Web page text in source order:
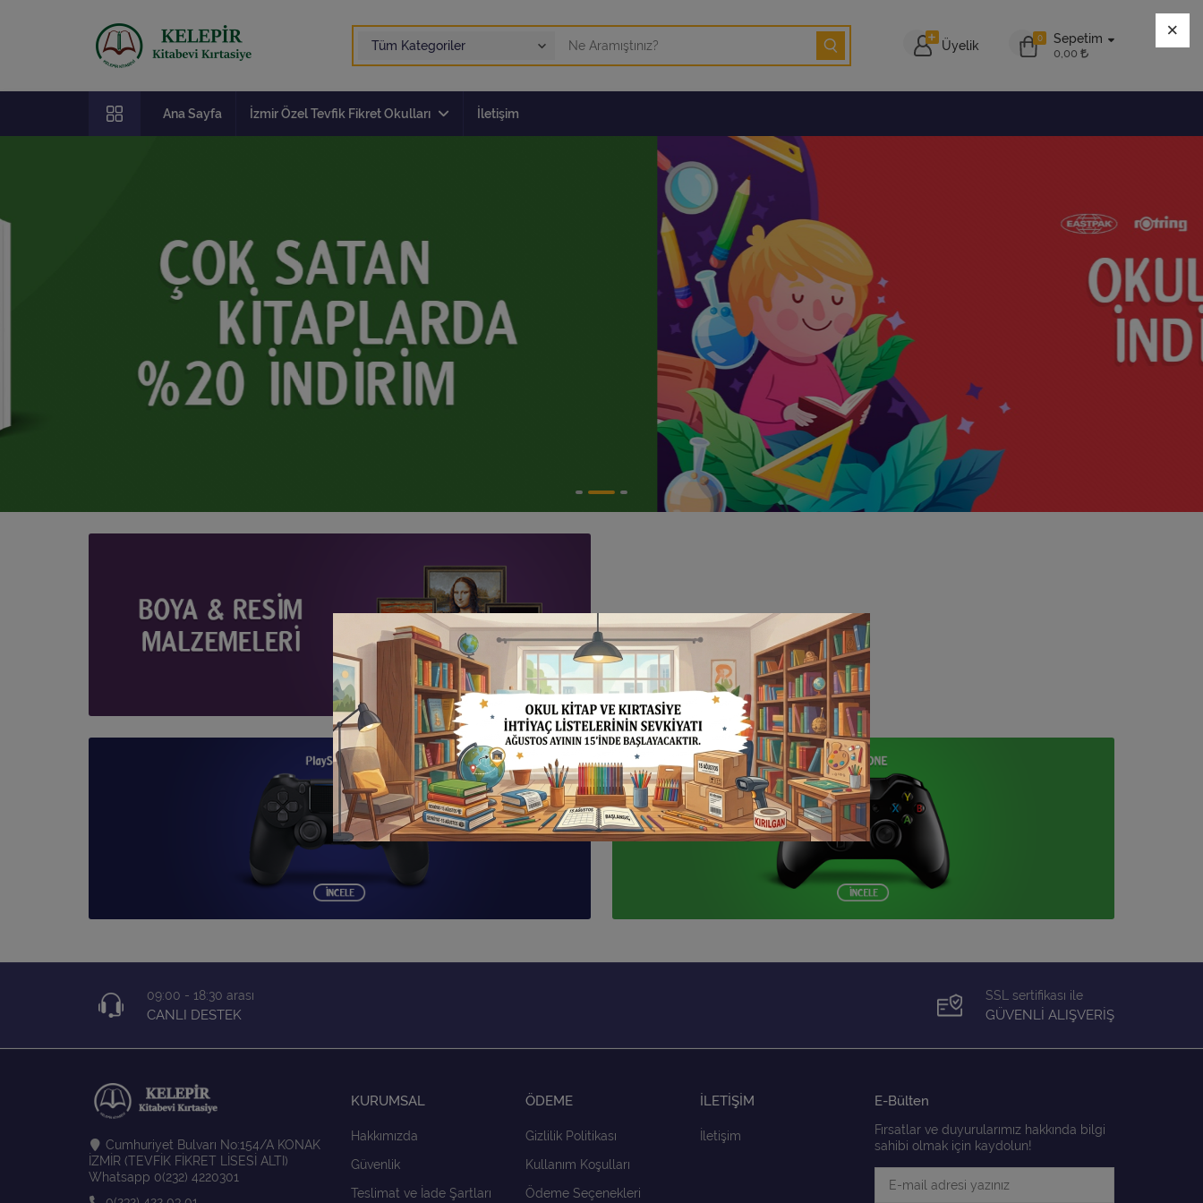
0 Sepetim
0,00
Üyelik
Ana Sayfa İzmir Özel Tevfik Fikret Okulları İletişim
09:00 - 18:30 arası
CANLI DESTEK
SSL sertifikası ile
GÜVENLİ ALIŞVERİŞ
Cumhuriyet Bulvarı No:154/A KONAK
İZMİR (TEVFİK FİKRET LİSESİ ALTI)
Whatsapp 0(232) 4220301
E-Bülten
Fırsatlar ve duyurularımız hakkında bilgi
sahibi olmak için kaydolun!
KURUMSAL
Hakkımızda
Güvenlik
Teslimat ve İade Şartları
ÖDEME
Gizlilik Politikası
Kullanım Koşulları
Ödeme Seçenekleri
İLETİŞİM
İletişim
×